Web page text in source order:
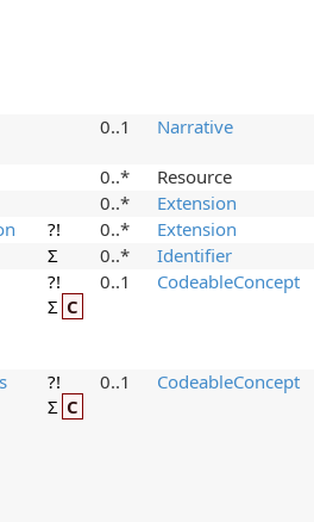
0..1 Narrative
0..* Resource
0..* Extension
?! 0..* Extension
Σ 0..* Identifier
?!
Σ C
0..1 CodeableConcept
?!
Σ C
0..1 CodeableConcept